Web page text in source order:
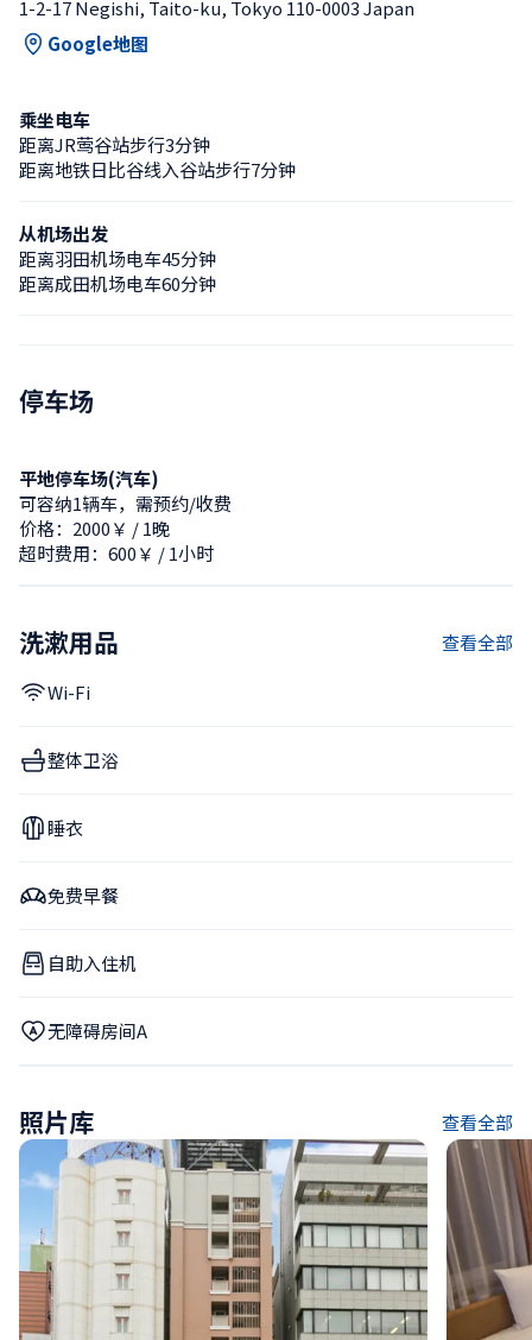
1-2-17 Negishi, Taito-ku, Tokyo 110-0003 Japan
Google地图
乘坐电车
距离JR莺谷站步行3分钟
距离地铁日比谷线入谷站步行7分钟
从机场出发
距离羽田机场电车45分钟
距离成田机场电车60分钟
停车场
平地停车场(汽车)
可容纳1辆车，需预约/收费
价格：2000￥ / 1晚
超时费用：600￥ / 1小时
洗漱用品 查看全部
Wi-Fi
整体卫浴
睡衣
免费早餐
自助入住机
无障碍房间A
照片库 查看全部